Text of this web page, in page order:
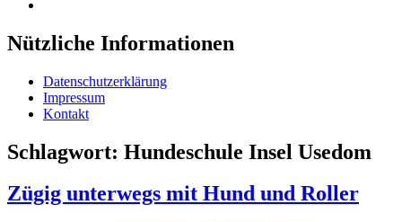
auf
Facebook
UCQVS3xQXsZk6bqILkabHDlg
auf
anzeigen
Nützliche Informationen
Datenschutzerklärung
Impressum
Kontakt
Schlagwort: Hundeschule Insel Usedom
Zügig unterwegs mit Hund und Roller